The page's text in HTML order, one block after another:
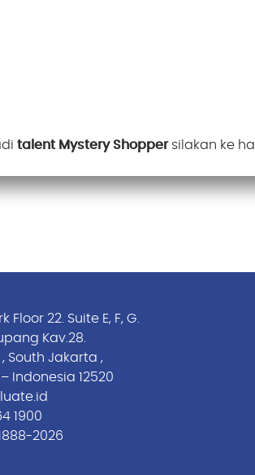
Floor 22. Suite E, F, G.
Kav.28.
South Jakarta ,
Indonesia 12520
1900
2026
talent Mystery Shoppersilakan ke